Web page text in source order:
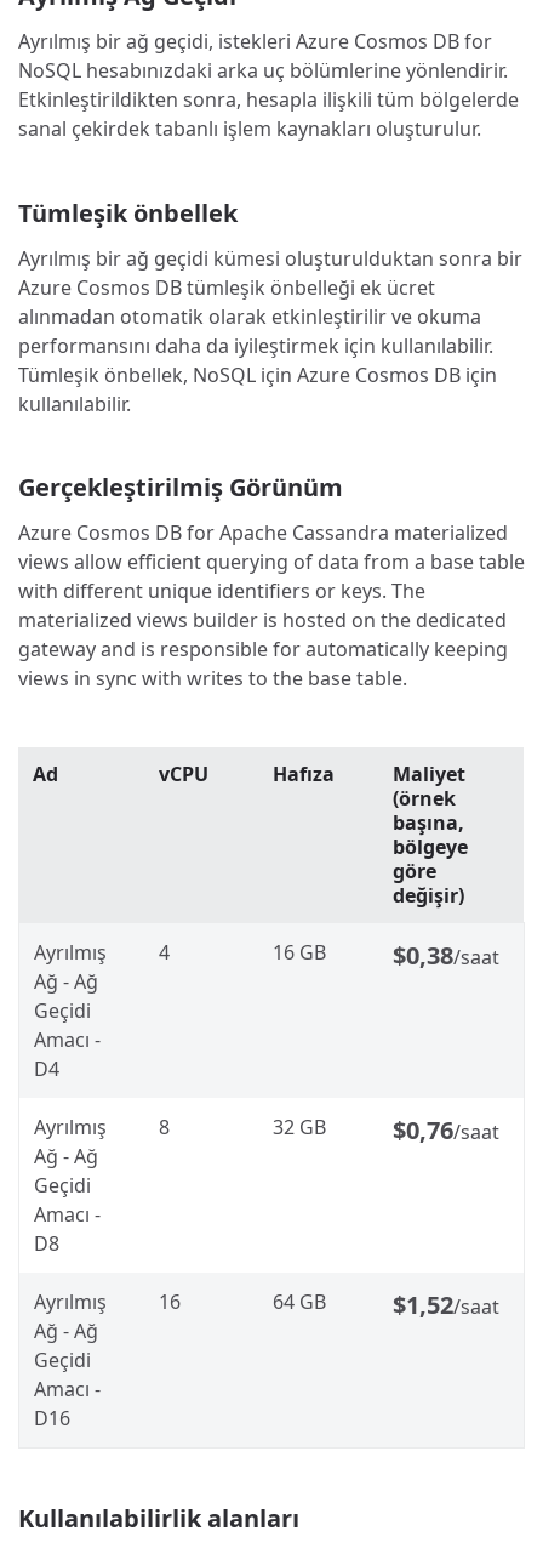
Ayrılmış bir ağ geçidi, istekleri Azure Cosmos DB for
NoSQL hesabınızdaki arka uç bölümlerine yönlendirir.
Etkinleştirildikten sonra, hesapla ilişkili tüm bölgelerde
sanal çekirdek tabanlı işlem kaynakları oluşturulur.
Tümleşik önbellek
Ayrılmış bir ağ geçidi kümesi oluşturulduktan sonra bir
Azure Cosmos DB tümleşik önbelleği ek ücret
alınmadan otomatik olarak etkinleştirilir ve okuma
performansını daha da iyileştirmek için kullanılabilir.
Tümleşik önbellek, NoSQL için Azure Cosmos DB için
kullanılabilir.
Gerçekleştirilmiş Görünüm
Azure Cosmos DB for Apache Cassandra materialized
views allow efficient querying of data from a base table
with different unique identifiers or keys. The
materialized views builder is hosted on the dedicated
gateway and is responsible for automatically keeping
views in sync with writes to the base table.
Ad vCPU Hafıza
Maliyet
(örnek
başına,
bölgeye
göre
değişir)
Ayrılmış
Ağ - Ağ
Geçidi
Amacı -
D4
4 16 GB $0,38/saat
Ayrılmış
Ağ - Ağ
Geçidi
Amacı -
D8
8 32 GB $0,76/saat
Ayrılmış
Ağ - Ağ
Geçidi
Amacı -
D16
16 64 GB $1,52/saat
Kullanılabilirlik alanları